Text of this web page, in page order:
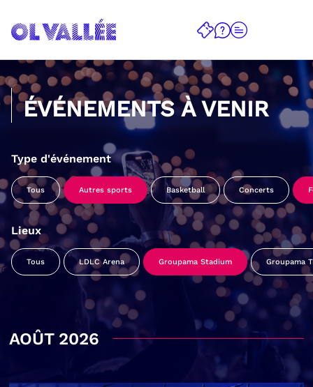
ÉVÉNEMENTS À VENIR
Type d'événement
Tous Autres sports Basketball Concerts
Lieux
Tous LDLC Arena Groupama Stadium Groupama
AOÛT 2026